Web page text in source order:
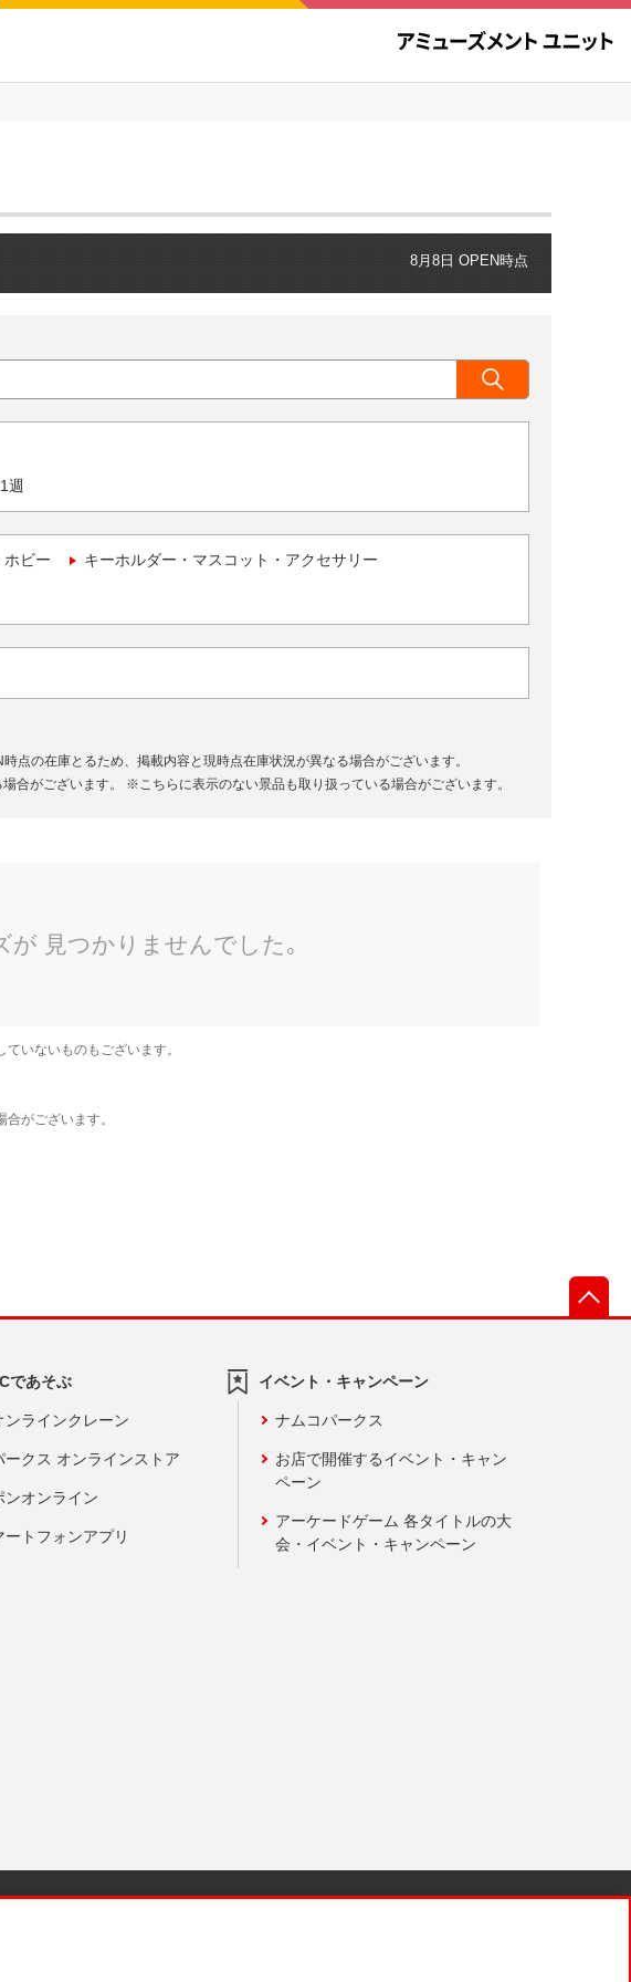
8月8日 OPEN時点
1週
ホビー キーホルダー・マスコット・アクセサリー
点の在庫とるため、掲載内容と現時点在庫状況が異なる場合がございます。
合がございます。
※こちらに表示のない景品も取り扱っている場合がございます。
であそぶ
ンラインクレーン
ークス オンラインストア
ンオンライン
ートフォンアプリ
イベント・キャンペーン
ナムコパークス
お店で開催するイベント・キャン
ペーン
アーケードゲーム 各タイトルの大
会・イベント・キャンペーン